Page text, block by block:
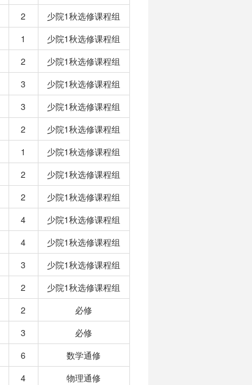
2
少院1秋选修课程组
1
少院1秋选修课程组
2
少院1秋选修课程组
3
少院1秋选修课程组
3
少院1秋选修课程组
2
少院1秋选修课程组
1
少院1秋选修课程组
2
少院1秋选修课程组
2
少院1秋选修课程组
4
少院1秋选修课程组
4
少院1秋选修课程组
3
少院1秋选修课程组
2
少院1秋选修课程组
2
必修
3
必修
6
数学通修
4
物理通修